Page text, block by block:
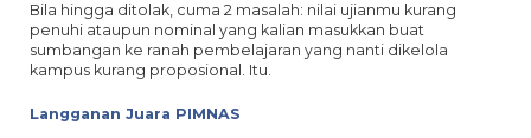
Bila hingga ditolak, cuma 2 masalah: nilai ujianmu kurang
penuhi ataupun nominal yang kalian masukkan buat
sumbangan ke ranah pembelajaran yang nanti dikelola
kampus kurang proposional. Itu.
Langganan Juara PIMNAS